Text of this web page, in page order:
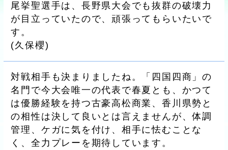
尾挙聖選手は、長野県大会でも抜群の破壊力
が目立っていたので、頑張ってもらいたいで
す。
(久保櫻)
対戦相手も決まりましたね。「四国四商」の
名門で今大会唯一の代表で春夏とも、かつて
は優勝経験を持つ古豪高松商業、香川県勢と
の相性は決して良いとは言えませんが、体調
管理、ケガに気を付け、相手に怯むことな
く、全力プレーを期待しています。